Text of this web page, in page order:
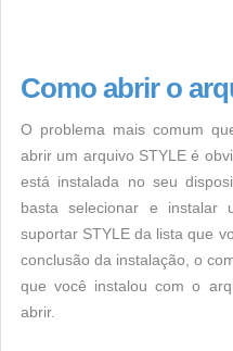
Como abrir o
O problema mais comum
abrir um arquivo STYLE é
está instalada no seu
basta selecionar e instalar
suportar STYLE da lista que
conclusão da instalação, o
que você instalou com o
abrir.